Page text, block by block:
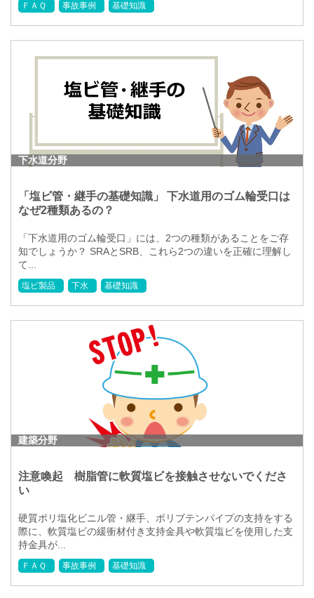
ＦＡＱ 事故事例 基礎知識
下水道分野
「塩ビ管・継手の基礎知識」 下水道用のゴム輪受口は
なぜ2種類あるの？
「下水道用のゴム輪受口」には、2つの種類があることをご存
知でしょうか？ SRAとSRB、これら2つの違いを正確に理解し
て...
塩ビ製品 下水 基礎知識
建築分野
注意喚起 樹脂管に軟質塩ビを接触させないでくださ
い
硬質ポリ塩化ビニル管・継手、ポリブテンパイプの支持をする
際に、軟質塩ビの緩衝材付き支持金具や軟質塩ビを使用した支
持金具が...
ＦＡＱ 事故事例 基礎知識